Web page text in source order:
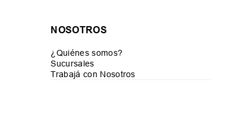
NOSOTROS
¿Quiénes somos?
Sucursales
Trabajá con Nosotros